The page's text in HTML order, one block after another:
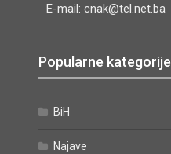
E-mail: cnak@tel.net.ba
Popularne kategorije
BiH
Najave